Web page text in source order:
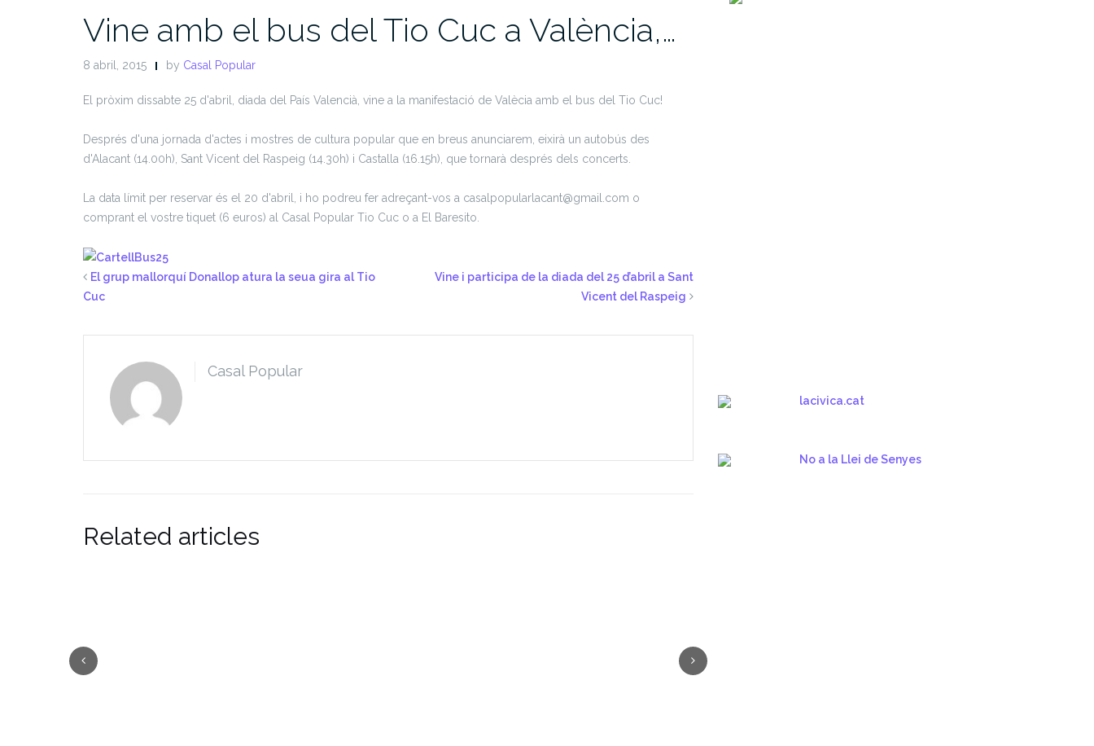
Vine amb el bus del Tio Cuc a València,…
8 abril, 2015 by Casal Popular
El pròxim dissabte 25 d'abril, diada del País Valencià, vine a la manifestació de Valècia amb el bus del Tio Cuc!
Després d'una jornada d'actes i mostres de cultura popular que en breus anunciarem, eixirà un autobús des
d'Alacant (14.00h), Sant Vicent del Raspeig (14.30h) i Castalla (16.15h), que tornarà després dels concerts.
La data límit per reservar és el 20 d'abril, i ho podreu fer adreçant-vos a casalpopularlacant@gmail.com o
comprant el vostre tiquet (6 euros) al Casal Popular Tio Cuc o a El Baresito.
El grup mallorquí Donallop atura la seua gira al Tio
Cuc
Vine i participa de la diada del 25 d’abril a Sant
Vicent del Raspeig
Casal Popular
Related articles
lacivica.cat
No a la Llei de Senyes